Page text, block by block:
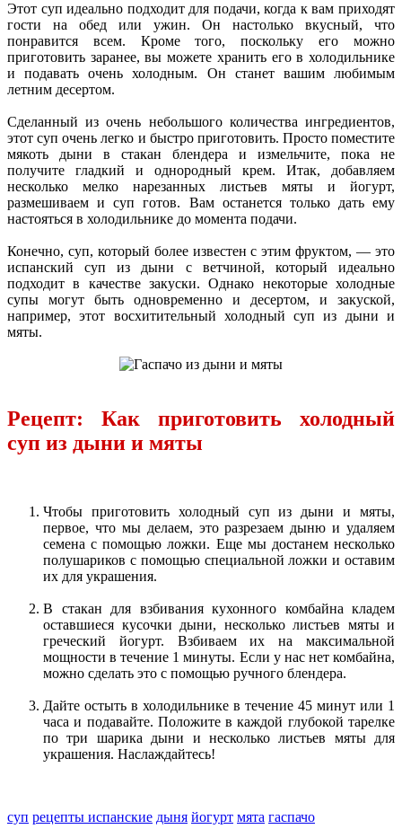
Этот суп идеально подходит для подачи, когда к вам приходят
гости на обед или ужин. Он настолько вкусный, что
понравится всем. Кроме того, поскольку его можно
приготовить заранее, вы можете хранить его в холодильнике
и подавать очень холодным. Он станет вашим любимым
летним десертом.
Сделанный из очень небольшого количества ингредиентов,
этот суп очень легко и быстро приготовить. Просто поместите
мякоть дыни в стакан блендера и измельчите, пока не
получите гладкий и однородный крем. Итак, добавляем
несколько мелко нарезанных листьев мяты и йогурт,
размешиваем и суп готов. Вам останется только дать ему
настояться в холодильнике до момента подачи.
Конечно, суп, который более известен с этим фруктом, — это
испанский суп из дыни с ветчиной, который идеально
подходит в качестве закуски. Однако некоторые холодные
супы могут быть одновременно и десертом, и закуской,
например, этот восхитительный холодный суп из дыни и
мяты.
Рецепт: Как приготовить холодный
суп из дыни и мяты
Чтобы приготовить холодный суп из дыни и мяты,
первое, что мы делаем, это разрезаем дыню и удаляем
семена с помощью ложки. Еще мы достанем несколько
полушариков с помощью специальной ложки и оставим
их для украшения.
В стакан для взбивания кухонного комбайна кладем
оставшиеся кусочки дыни, несколько листьев мяты и
греческий йогурт. Взбиваем их на максимальной
мощности в течение 1 минуты. Если у нас нет комбайна,
можно сделать это с помощью ручного блендера.
Дайте остыть в холодильнике в течение 45 минут или 1
часа и подавайте. Положите в каждой глубокой тарелке
по три шарика дыни и несколько листьев мяты для
украшения. Наслаждайтесь!
суп рецепты испанские дыня йогурт мята гаспачо